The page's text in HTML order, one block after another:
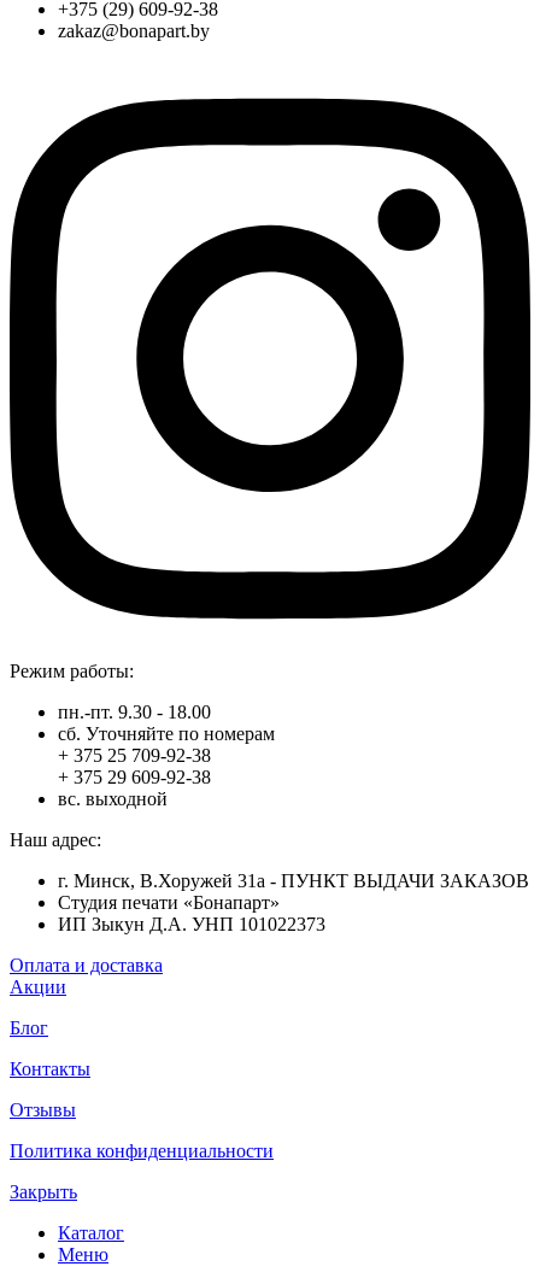
+375 (29) 609-92-38
zakaz@bonapart.by
Режим работы:
пн.-пт. 9.30 - 18.00
сб. Уточняйте по номерам
+ 375 25 709-92-38
+ 375 29 609-92-38
вс. выходной
Наш адрес:
г. Минск, В.Хоружей 31а - ПУНКТ ВЫДАЧИ ЗАКАЗОВ
Студия печати «Бонапарт»
ИП Зыкун Д.А. УНП 101022373
Оплата и доставка
Акции
Блог
Контакты
Отзывы
Политика конфиденциальности
Закрыть
Каталог
Меню